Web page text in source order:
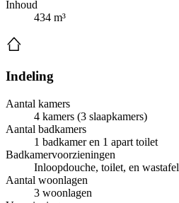
Inhoud
434 m³
Indeling
Aantal kamers
4 kamers (3 slaapkamers)
Aantal badkamers
1 badkamer en 1 apart toilet
Badkamervoorzieningen
Inloopdouche, toilet, en wastafel
Aantal woonlagen
3 woonlagen